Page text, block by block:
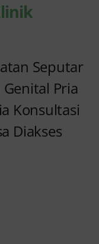
Seputar
Pria
Konsultasi
Diakses